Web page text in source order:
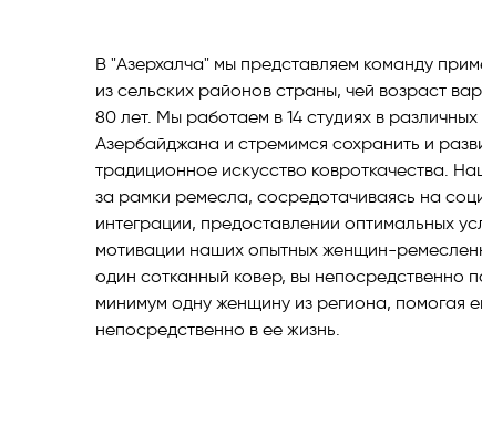
В "Азерхалча" мы представляем команду
из сельских районов страны, чей возраст
80 лет. Мы работаем в 14 студиях в
Азербайджана и стремимся сохранить и
традиционное искусство ковроткачества.
за рамки ремесла, сосредотачиваясь на
интеграции, предоставлении оптимальных
мотивации наших опытных женщин-
один сотканный ковер, вы непосредственно
минимум одну женщину из региона, помогая
непосредственно в ее жизнь.